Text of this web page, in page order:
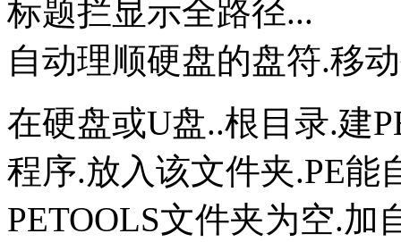
标题拦显示全路径...
自动理顺硬盘的盘符.移
在硬盘或U盘..根目录.建
程序.放入该文件夹.PE能
PETOOLS文件夹为空.加